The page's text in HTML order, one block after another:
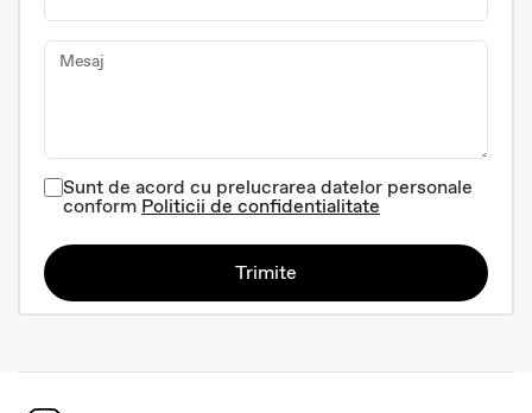
Mesaj
Sunt de acord cu prelucrarea datelor personale
conform Politicii de confidentialitate
Trimite